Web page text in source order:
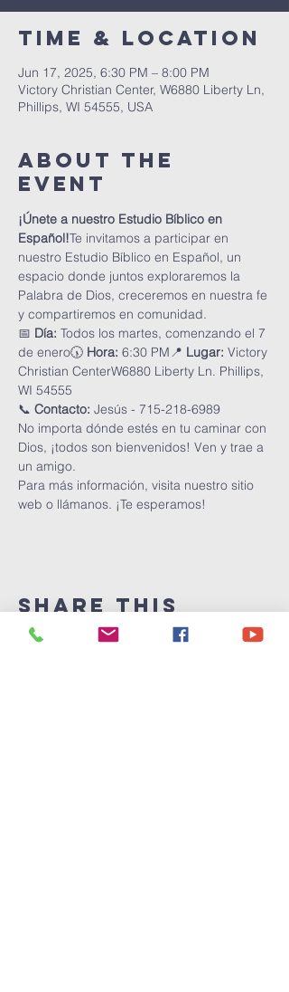
Time & Location
Jun 17, 2025, 6:30 PM – 8:00 PM
Victory Christian Center, W6880 Liberty Ln,
Phillips, WI 54555, USA
About The
Event
¡Únete a nuestro Estudio Bíblico en
Español!Te invitamos a participar en
nuestro Estudio Bíblico en Español, un
espacio donde juntos exploraremos la
Palabra de Dios, creceremos en nuestra fe
y compartiremos en comunidad.
📅 Día: Todos los martes, comenzando el 7
de enero🕠 Hora: 6:30 PM📍 Lugar: Victory
Christian CenterW6880 Liberty Ln. Phillips,
WI 54555
📞 Contacto: Jesús - 715-218-6989
No importa dónde estés en tu caminar con
Dios, ¡todos son bienvenidos! Ven y trae a
un amigo.
Para más información, visita nuestro sitio
web o llámanos. ¡Te esperamos!
Share This
Event